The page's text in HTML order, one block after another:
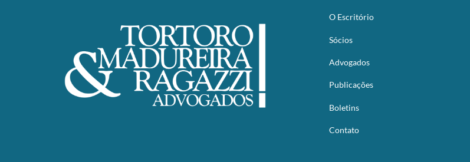
O Escritório
Sócios
Advogados
Publicações
Boletins
Contato